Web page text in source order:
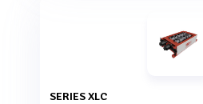
SERIES XLC